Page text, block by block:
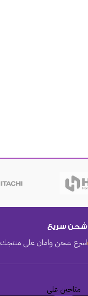
شحن سريع
اسرع شحن وامان على منتجك
متاحين على